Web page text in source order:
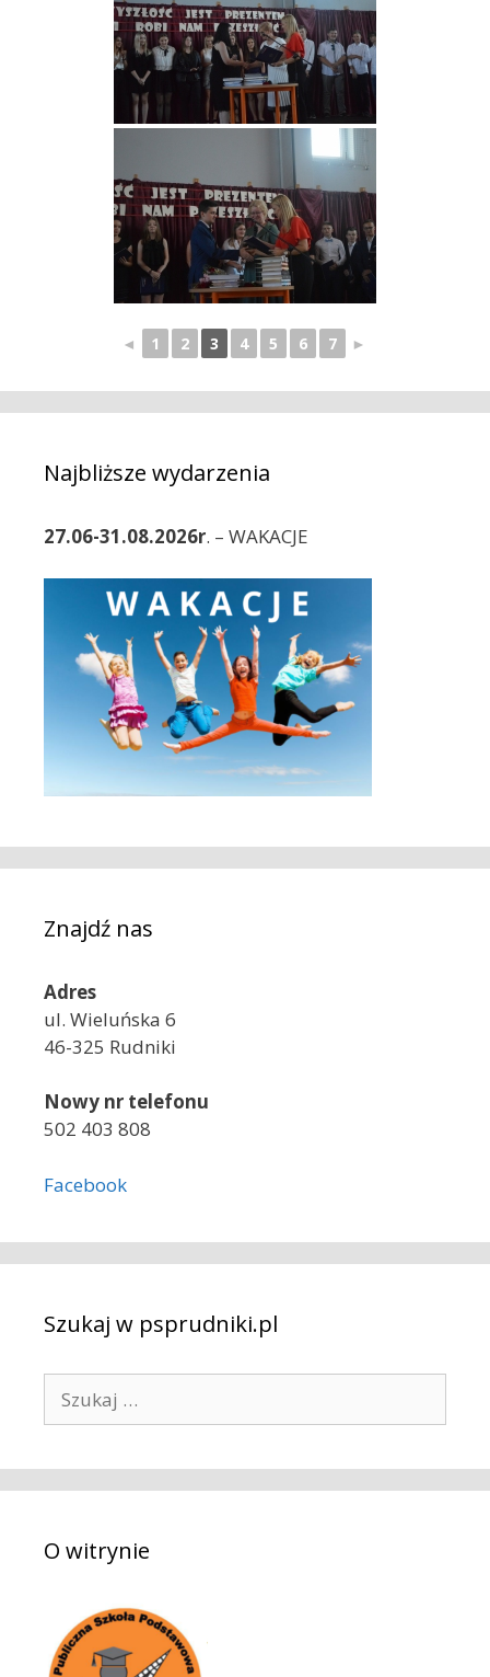
◄ 1 2 3 4 5 6 7 ►
Najbliższe wydarzenia
27.06-31.08.2026r. – WAKACJE
Znajdź nas
Adres
ul. Wieluńska 6
46-325 Rudniki
Nowy nr telefonu
502 403 808
Facebook
Szukaj w psprudniki.pl
k
a
:O witrynie